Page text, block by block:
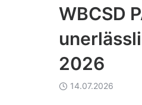
WBCSD
2026
14.07.2026